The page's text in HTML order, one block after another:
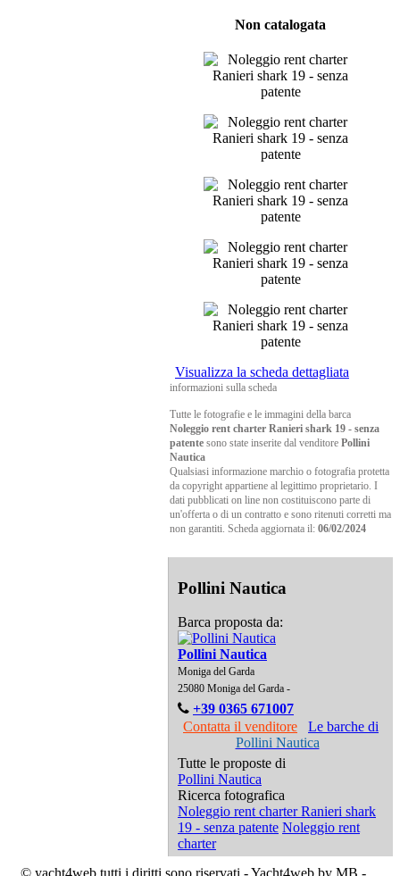
Non catalogata
Visualizza la scheda dettagliata
informazioni sulla scheda
Tutte le fotografie e le immagini della barca
Noleggio rent charter Ranieri shark 19 - senza
patente sono state inserite dal venditore Pollini
Nautica
Qualsiasi informazione marchio o fotografia protetta
da copyright appartiene al legittimo proprietario. I
dati pubblicati on line non costituiscono parte di
un'offerta o di un contratto e sono ritenuti corretti ma
non garantiti. Scheda aggiornata il: 06/02/2024
Pollini Nautica
Barca proposta da:
Pollini Nautica
Moniga del Garda
25080 Moniga del Garda -
+39 0365 671007
Contatta il venditore
Le barche di
Pollini Nautica
Tutte le proposte di
Pollini Nautica
Ricerca fotografica
Noleggio rent charter Ranieri shark
19 - senza patente Noleggio rent
charter